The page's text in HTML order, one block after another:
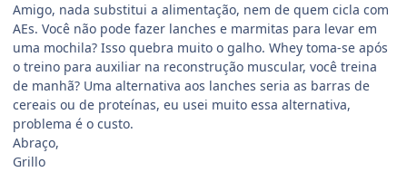
Amigo, nada substitui a alimentação, nem de quem cicla com
AEs. Você não pode fazer lanches e marmitas para levar em
uma mochila? Isso quebra muito o galho. Whey toma-se após
o treino para auxiliar na reconstrução muscular, você treina
de manhã? Uma alternativa aos lanches seria as barras de
cereais ou de proteínas, eu usei muito essa alternativa,
problema é o custo.
Abraço,
Grillo